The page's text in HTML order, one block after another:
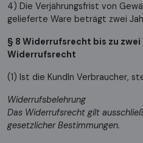
4) Die Verjährungsfrist von
gelieferte Ware beträgt zwei
§ 8 Widerrufsrecht bis zu zwei
Widerrufsrecht
(1) Ist die KundIn Verbraucher,
Widerrufsbelehrung
Das Widerrufsrecht gilt
gesetzlicher Bestimmungen.